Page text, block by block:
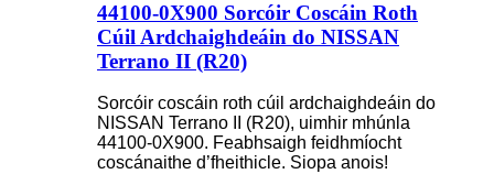
44100-0X900 Sorcóir Coscáin Roth
Cúil Ardchaighdeáin do NISSAN
Terrano II (R20)
Sorcóir coscáin roth cúil ardchaighdeáin do
NISSAN Terrano II (R20), uimhir mhúnla
44100-0X900. Feabhsaigh feidhmíocht
coscánaithe d’fheithicle. Siopa anois!